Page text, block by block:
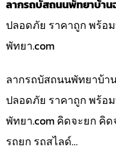
ลากรถบัสถนนพัทยาบ้าน
ปลอดภัย ราคาถูก พร้อ
พัทยา.com
ลากรถบัสถนนพัทยาบ้า
ปลอดภัย ราคาถูก พร้อ
พัทยา.com คิดจะยก คิด
รถยก รถสไลด์…